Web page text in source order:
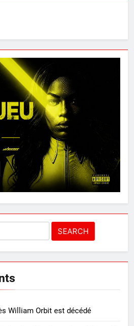
William Orbit est décédé